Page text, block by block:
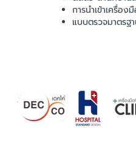
การนำเข้าเครื่อ
แบบตรวจมาตรฐ